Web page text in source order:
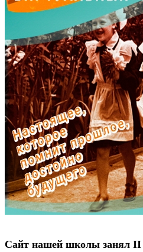
Сайт нашей школы занял II